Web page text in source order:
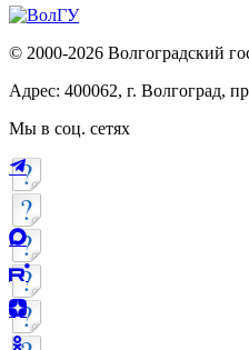
© 2000-2026 Волгоградский
Адрес: 400062, г. Волгоград,
Мы в соц. сетях